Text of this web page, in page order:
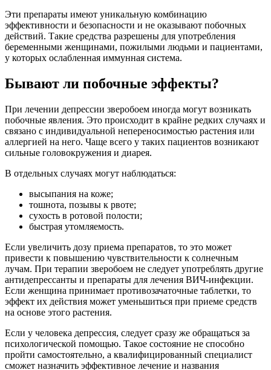
Эти препараты имеют уникальную комбинацию
эффективности и безопасности и не оказывают побочных
действий. Такие средства разрешены для употребления
беременными женщинами, пожилыми людьми и пациентами,
у которых ослабленная иммунная система.
Бывают ли побочные эффекты?
При лечении депрессии зверобоем иногда могут возникать
побочные явления. Это происходит в крайне редких случаях и
связано с индивидуальной непереносимостью растения или
аллергией на него. Чаще всего у таких пациентов возникают
сильные головокружения и диарея.
В отдельных случаях могут наблюдаться:
высыпания на коже;
тошнота, позывы к рвоте;
сухость в ротовой полости;
быстрая утомляемость.
Если увеличить дозу приема препаратов, то это может
привести к повышению чувствительности к солнечным
лучам. При терапии зверобоем не следует употреблять другие
антидепрессанты и препараты для лечения ВИЧ-инфекции.
Если женщина принимает противозачаточные таблетки, то
эффект их действия может уменьшиться при приеме средств
на основе этого растения.
Если у человека депрессия, следует сразу же обращаться за
психологической помощью. Такое состояние не способно
пройти самостоятельно, а квалифицированный специалист
сможет назначить эффективное лечение и названия